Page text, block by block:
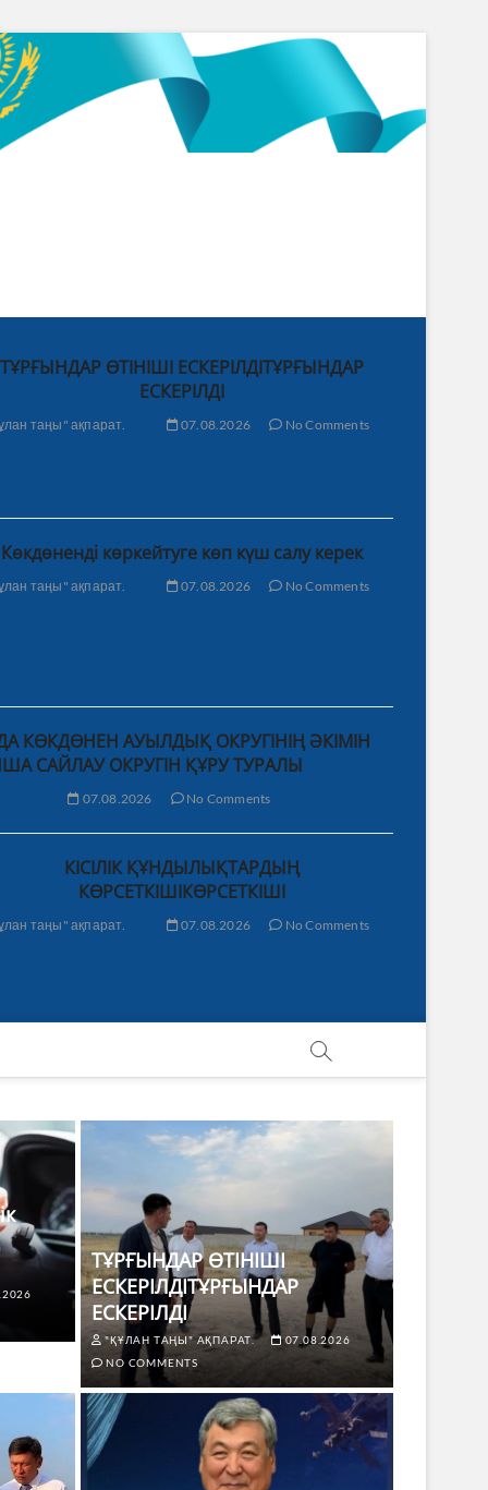
ТҰРҒЫНДАР ӨТІНІШІ ЕСКЕРІЛДІТҰРҒЫНДАР
ЕСКЕРІЛДІ
таңы" ақпарат. 07.08.2026 No Comments
Көкдөненді көркейтуге көп күш салу керек
таңы" ақпарат. 07.08.2026 No Comments
КӨКДӨНЕН АУЫЛДЫҚ ОКРУГІНІҢ ӘКІМІН
САЙЛАУ ОКРУГІН ҚҰРУ ТУРАЛЫ
07.08.2026 No Comments
КІСІЛІК ҚҰНДЫЛЫҚТАРДЫҢ
КӨРСЕТКІШІКӨРСЕТКІШІ
таңы" ақпарат. 07.08.2026 No Comments
ТҰРҒЫНДАР ӨТІНІШІ
ЕСКЕРІЛДІТҰРҒЫНДАР
ЕСКЕРІЛДІ
"ҚҰЛАН ТАҢЫ" АҚПАРАТ.
07.08.2026
NO COMMENTS